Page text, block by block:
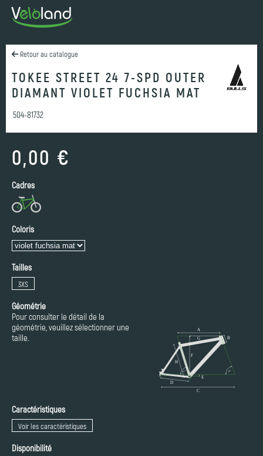
Retour au catalogue
TOKEE STREET 24 7-SPD OUTER
DIAMANT VIOLET FUCHSIA MAT
504-81732
0,00 €
Cadres
Coloris
Tailles
3XS
Géométrie
Pour consulter le détail de la
géométrie, veuillez sélectionner une
taille.
Caractéristiques
Voir les caractéristiques
Disponibilité